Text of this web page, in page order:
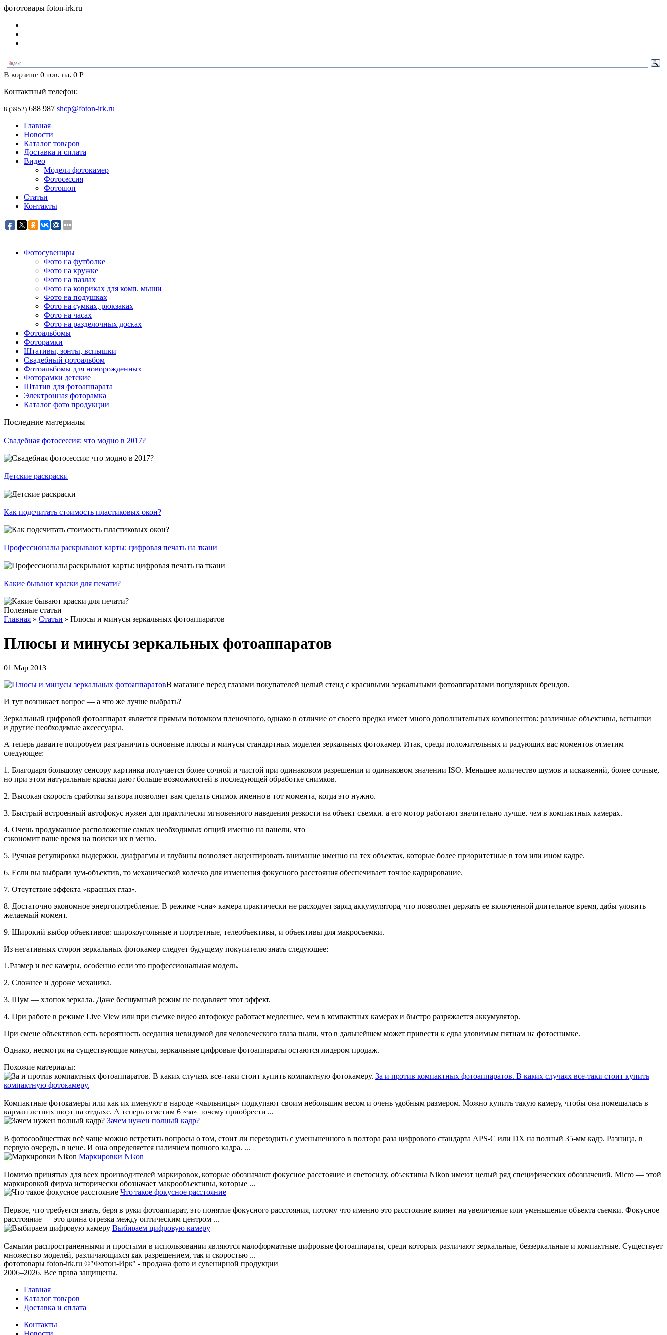
фототовары foton-irk.ru
В корзине 0 тов. на: 0 Р
Контактный телефон:
8 (3952) 688 987 shop@foton-irk.ru
Главная
Новости
Каталог товаров
Доставка и оплата
Видео
Модели фотокамер
Фотосессия
Фотошоп
Статьи
Контакты
Фотосувениры
Фото на футболке
Фото на кружке
Фото на пазлах
Фото на ковриках для комп. мыши
Фото на подушках
Фото на сумках, рюкзаках
Фото на часах
Фото на разделочных досках
Фотоальбомы
Фоторамки
Штативы, зонты, вспышки
Свадебный фотоальбом
Фотоальбомы для новорожденных
Фоторамки детские
Штатив для фотоаппарата
Электронная фоторамка
Каталог фото продукции
Последние материалы
Свадебная фотосессия: что модно в 2017?
Детские раскраски
Как подсчитать стоимость пластиковых окон?
Профессионалы раскрывают карты: цифровая печать на ткани
Какие бывают краски для печати?
Полезные статьи
Главная » Статьи » Плюсы и минусы зеркальных фотоаппаратов
Плюсы и минусы зеркальных фотоаппаратов
01 Мар 2013
В магазине перед глазами покупателей целый стенд с красивыми зеркальными фотоаппаратами популярных брендов.
И тут возникает вопрос — а что же лучше выбрать?
Зеркальный цифровой фотоаппарат является прямым потомком пленочного, однако в отличие от своего предка имеет много дополнительных компонентов: различные объективы, вспышки
и другие необходимые аксессуары.
А теперь давайте попробуем разграничить основные плюсы и минусы стандартных моделей зеркальных фотокамер. Итак, среди положительных и радующих вас моментов отметим
следующее:
1. Благодаря большому сенсору картинка получается более сочной и чистой при одинаковом разрешении и одинаковом значении ISO. Меньшее количество шумов и искажений, более сочные,
но при этом натуральные краски дают больше возможностей в последующей обработке снимков.
2. Высокая скорость сработки затвора позволяет вам сделать снимок именно в тот момента, когда это нужно.
3. Быстрый встроенный автофокус нужен для практически мгновенного наведения резкости на объект съемки, а его мотор работают значительно лучше, чем в компактных камерах.
4. Очень продуманное расположение самых необходимых опций именно на панели, что
сэкономит ваше время на поиски их в меню.
5. Ручная регулировка выдержки, диафрагмы и глубины позволяет акцентировать внимание именно на тех объектах, которые более приоритетные в том или ином кадре.
6. Если вы выбрали зум-объектив, то механической колечко для изменения фокусного расстояния обеспечивает точное кадрирование.
7. Отсутствие эффекта «красных глаз».
8. Достаточно экономное энергопотребление. В режиме «сна» камера практически не расходует заряд аккумулятора, что позволяет держать ее включенной длительное время, дабы уловить
желаемый момент.
9. Широкий выбор объективов: широкоугольные и портретные, телеобъективы, и объективы для макросъемки.
Из негативных сторон зеркальных фотокамер следует будущему покупателю знать следующее:
1.Размер и вес камеры, особенно если это профессиональная модель.
2. Сложнее и дороже механика.
3. Шум — хлопок зеркала. Даже бесшумный режим не подавляет этот эффект.
4. При работе в режиме Live View или при съемке видео автофокус работает медленнее, чем в компактных камерах и быстро разряжается аккумулятор.
При смене объективов есть вероятность оседания невидимой для человеческого глаза пыли, что в дальнейшем может привести к едва уловимым пятнам на фотоснимке.
Однако, несмотря на существующие минусы, зеркальные цифровые фотоаппараты остаются лидером продаж.
Похожие материалы:
За и против компактных фотоаппаратов. В каких случаях все-таки стоит купить
компактную фотокамеру.
Компактные фотокамеры или как их именуют в народе «мыльницы» подкупают своим небольшим весом и очень удобным размером. Можно купить такую камеру, чтобы она помещалась в
карман летних шорт на отдыхе. А теперь отметим 6 «за» почему приобрести ...
Зачем нужен полный кадр?
В фотосообществах всё чаще можно встретить вопросы о том, стоит ли переходить с уменьшенного в полтора раза цифрового стандарта APS-C или DX на полный 35-мм кадр. Разница, в
первую очередь, в цене. И она определяется наличием полного кадра. ...
Маркировки Nikon
Помимо принятых для всех производителей маркировок, которые обозначают фокусное расстояние и светосилу, объективы Nikon имеют целый ряд специфических обозначений. Micro — этой
маркировкой фирма исторически обозначает макрообъективы, которые ...
Что такое фокусное расстояние
Первое, что требуется знать, беря в руки фотоаппарат, это понятие фокусного расстояния, потому что именно это расстояние влияет на увеличение или уменьшение объекта съемки. Фокусное
расстояние — это длина отрезка между оптическим центром ...
Выбираем цифровую камеру
Самыми распространенными и простыми в использовании являются малоформатные цифровые фотоаппараты, среди которых различают зеркальные, беззеркальные и компактные. Существует
множество моделей, различающихся как разрешением, так и скоростью ...
фототовары foton-irk.ru ©"Фотон-Ирк" - продажа фото и сувенирной продукции
2006–2026. Все права защищены.
Главная
Каталог товаров
Доставка и оплата
Контакты
Новости